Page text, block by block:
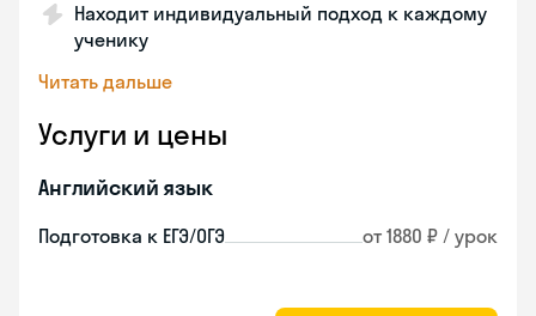
Находит индивидуальный подход к каждому
ученику
Читать дальше
Услуги и цены
Английский язык
Подготовка к ЕГЭ/ОГЭ от 1880 ₽ / урок